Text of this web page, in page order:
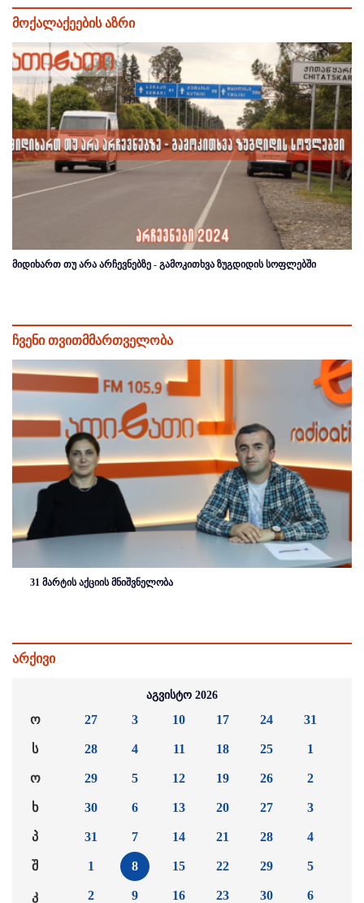
მოქალაქეების აზრი
მიდიხართ თუ არა არჩევნებზე - გამოკითხვა ზუგდიდის სოფლებში
ჩვენი თვითმმართველობა
31 მარტის აქციის მნიშვნელობა
არქივი
აგვისტო 2026
ო
ს
ო
ხ
პ
შ
კ
27
28
29
30
31
1
2
3
4
5
6
7
8
9
10
11
12
13
14
15
16
17
18
19
20
21
22
23
24
25
26
27
28
29
30
31
1
2
3
4
5
6